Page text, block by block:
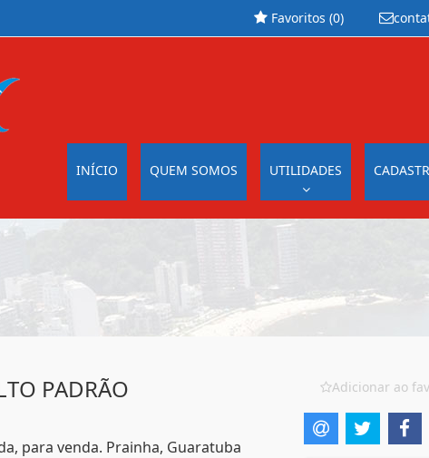
Favoritos (0)
INÍCIO QUEM SOMOS UTILIDADES
PADRÃO
para venda. Prainha, Guaratuba
Adicionar ao